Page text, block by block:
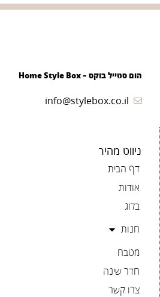
הום סטייל בוקס – Home Style Box
info@stylebox.co.il
ניווט מהיר
דף הבית
אודות
בלוג
חנות
מטבח
חדר שינה
צרו קשר